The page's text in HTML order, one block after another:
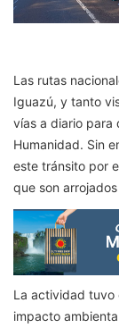
Las rutas
Iguazú, y tanto
vías a diario para
Humanidad. Sin
este tránsito por
que son
La actividad tuvo
impacto